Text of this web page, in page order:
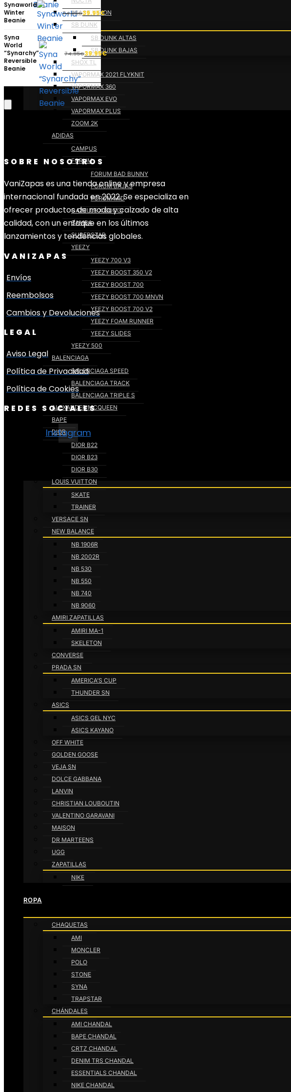
REACT VISION
SB DUNK
SB DUNK ALTAS
SB DUNK BAJAS
SHOX TL
VAPORMAX 2021 FLYKNIT
VAPORMAX 360
VAPORMAX EVO
VAPORMAX PLUS
ZOOM 2K
ADIDAS
CAMPUS
FORUM
FORUM BAD BUNNY
FORUM BAJAS
FORUM MID
GAZELLE X GUCCI
SAMBA
SUPERSTAR
YEEZY
YEEZY 700 V3
YEEZY BOOST 350 V2
YEEZY BOOST 700
YEEZY BOOST 700 MNVN
YEEZY BOOST 700 V2
YEEZY FOAM RUNNER
YEEZY SLIDES
YEEZY 500
BALENCIAGA
BALENCIAGA SPEED
BALENCIAGA TRACK
BALENCIAGA TRIPLE S
ALEXANDER MCQUEEN
BAPE
DIOR
DIOR B22
DIOR B23
DIOR B30
LOUIS VUITTON
SKATE
TRAINER
VERSACE SN
NEW BALANCE
NB 1906R
NB 2002R
NB 530
NB 550
NB 740
NB 9060
AMIRI ZAPATILLAS
AMIRI MA-1
SKELETON
CONVERSE
PRADA SN
AMERICA’S CUP
THUNDER SN
ASICS
ASICS GEL NYC
ASICS KAYANO
OFF WHITE
GOLDEN GOOSE
VEJA SN
DOLCE GABBANA
LANVIN
CHRISTIAN LOUBOUTIN
VALENTINO GARAVANI
MAISON
DR MARTEENS
UGG
ZAPATILLAS
NIKE
ROPA
CHAQUETAS
AMI
MONCLER
POLO
STONE
SYNA
TRAPSTAR
CHÁNDALES
AMI CHANDAL
BAPE CHANDAL
CRTZ CHANDAL
DENIM TRS CHANDAL
ESSENTIALS CHANDAL
NIKE CHANDAL
original
era:
74.95€.
actual
es:
39.95€.
Synaworld
Winter
Beanie
74.95€
El
original
era:
74.95€.
39.95€
El
actual
es:
39.95€.
Syna
World
“Synarchy”
Reversible
Beanie
74.95€
El
precio
74.95€.
39.95€
El
precio
39.95€.
SOBRE NOSOTROS
VaniZapas es una tienda online y empresa
internacional fundada en 2022. Se especializa en
ofrecer productos de moda y calzado de alta
calidad, con un enfoque en los últimos
lanzamientos y tendencias globales.
VANIZAPAS
Envíos
Reembolsos
Cambios y Devoluciones
LEGAL
Aviso Legal
Política de Privacidad
Política de Cookies
REDES SOCIALES
Instagram